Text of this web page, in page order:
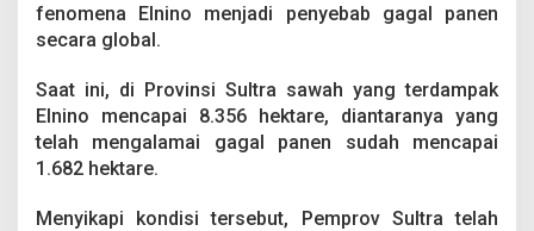
a
fenomena Elnino menjadi penyebab gagal panen
secara global.
Saat ini, di Provinsi Sultra sawah yang terdampak
Elnino mencapai 8.356 hektare, diantaranya yang
telah mengalamai gagal panen sudah mencapai
1.682 hektare.
Menyikapi kondisi tersebut, Pemprov Sultra telah